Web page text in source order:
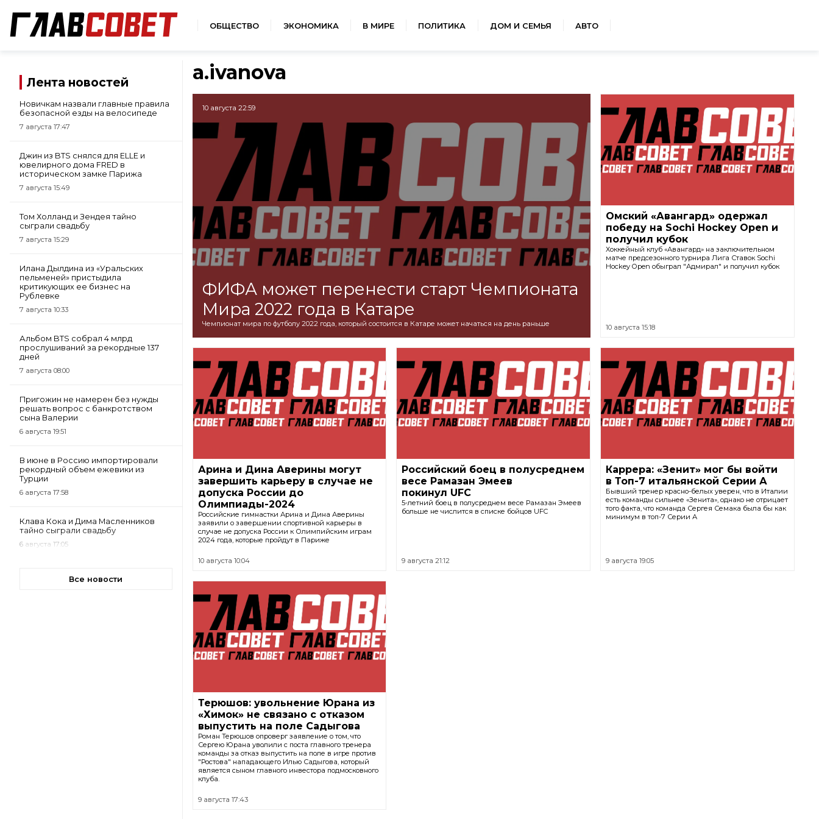
ОБЩЕСТВО ЭКОНОМИКА В МИРЕ ПОЛИТИКА ДОМ И СЕМЬЯ АВТО
Лента новостей
Новичкам назвали главные правила
безопасной езды на велосипеде
7 августа 17:47
Джин из BTS снялся для ELLE и
ювелирного дома FRED в
историческом замке Парижа
7 августа 15:49
Том Холланд и Зендея тайно
сыграли свадьбу
7 августа 15:29
Илана Дылдина из «Уральских
пельменей» пристыдила
критикующих ее бизнес на
Рублевке
7 августа 10:33
Альбом BTS собрал 4 млрд
прослушиваний за рекордные 137
дней
7 августа 08:00
Пригожин не намерен без нужды
решать вопрос с банкротством
сына Валерии
6 августа 19:51
В июне в Россию импортировали
рекордный объем ежевики из
Турции
6 августа 17:58
Клава Кока и Дима Масленников
тайно сыграли свадьбу
6 августа 17:05
Все новости
a.ivanova
10 августа 22:59
ФИФА может перенести старт Чемпионата
Мира 2022 года в Катаре
Чемпионат мира по футболу 2022 года, который состоится в Катаре может начаться на день раньше
Омский «Авангард» одержал
победу на Sochi Hockey Open и
получил кубок
Хоккейный клуб «Авангард» на заключительном
матче предсезонного турнира Лига Ставок Sochi
Hockey Open обыграл "Адмирал" и получил кубок
10 августа 15:18
Арина и Дина Аверины могут
завершить карьеру в случае не
допуска России до
Олимпиады-2024
Российские гимнастки Арина и Дина Аверины
заявили о завершении спортивной карьеры в
случае не допуска России к Олимпийским играм
2024 года, которые пройдут в Париже
10 августа 10:04
Российский боец в полусреднем
весе Рамазан Эмеев
покинул UFC
5-летний боец в полусреднем весе Рамазан Эмеев
больше не числится в списке бойцов UFC
9 августа 21:12
Каррера: «Зенит» мог бы войти
в Топ-7 итальянской Серии А
Бывший тренер красно-белых уверен, что в Италии
есть команды сильнее «Зенита», однако не отрицает
того факта, что команда Сергея Семака была бы как
минимум в топ-7 Серии А
9 августа 19:05
Терюшов: увольнение Юрана из
«Химок» не связано с отказом
выпустить на поле Садыгова
Роман Терюшов опроверг заявление о том, что
Сергею Юрана уволили с поста главного тренера
команды за отказ выпустить на поле в игре против
"Ростова" нападающего Илью Садыгова, который
является сыном главного инвестора подмосковного
клуба.
9 августа 17:43